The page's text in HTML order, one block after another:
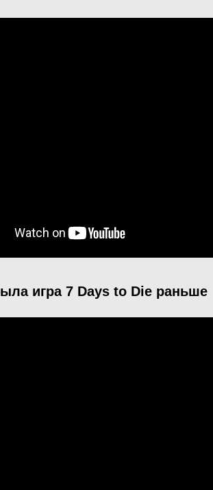
игра 7 Days to Die раньше